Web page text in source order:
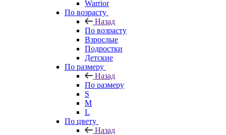
Warrior
По возрасту
Назад
По возрасту
Взрослые
Подростки
Детские
По размеру
Назад
По размеру
S
M
L
По цвету
Назад